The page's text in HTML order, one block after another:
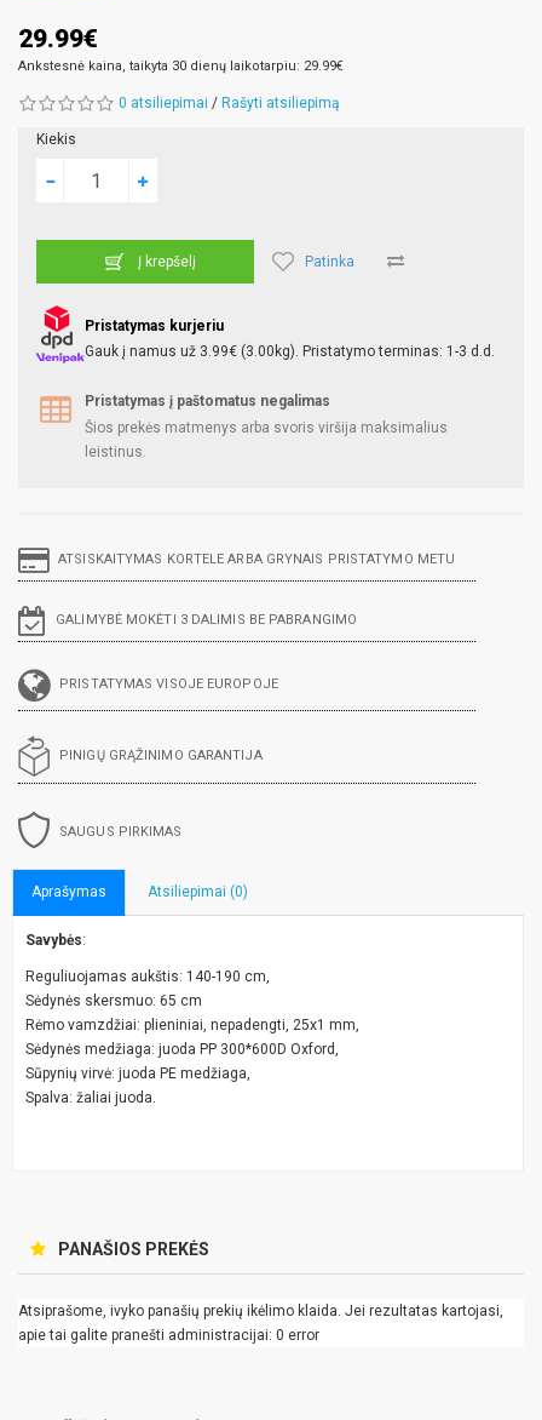
29.99€
Ankstesnė kaina, taikyta 30 dienų laikotarpiu: 29.99€
0 atsiliepimai / Rašyti atsiliepimą
Kiekis
Į krepšelį Patinka
Pristatymas kurjeriu
Gauk į namus už 3.99€ (3.00kg). Pristatymo terminas: 1-3 d.d.
Pristatymas į paštomatus negalimas
Šios prekės matmenys arba svoris viršija maksimalius
leistinus.
ATSISKAITYMAS KORTELE ARBA GRYNAIS PRISTATYMO METU
GALIMYBĖ MOKĖTI 3 DALIMIS BE PABRANGIMO
PRISTATYMAS VISOJE EUROPOJE
PINIGŲ GRĄŽINIMO GARANTIJA
SAUGUS PIRKIMAS
Aprašymas Atsiliepimai (0)
Savybės:
Reguliuojamas aukštis: 140-190 cm,
Sėdynės skersmuo: 65 cm
Rėmo vamzdžiai: plieniniai, nepadengti, 25x1 mm,
Sėdynės medžiaga: juoda PP 300*600D Oxford,
Sūpynių virvė: juoda PE medžiaga,
Spalva: žaliai juoda.
PANAŠIOS PREKĖS
Atsiprašome, ivyko panašių prekių ikėlimo klaida. Jei rezultatas kartojasi,
apie tai galite pranešti administracijai: 0 error